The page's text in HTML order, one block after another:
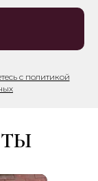
с политикой